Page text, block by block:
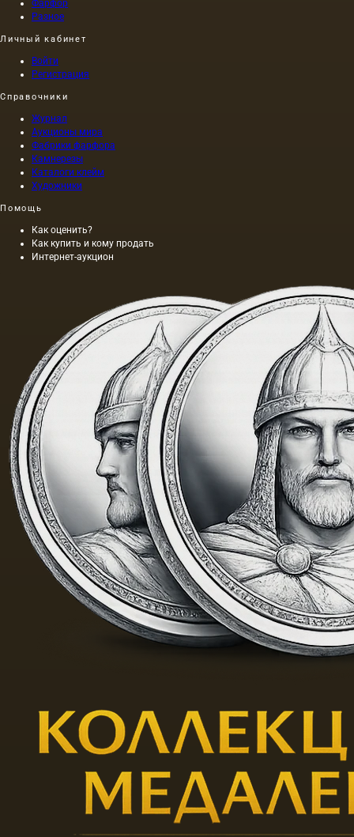
Фарфор
Разное
Личный кабинет
Войти
Регистрация
Справочники
Журнал
Аукционы мира
Фабрики фарфора
Камнерезы
Каталоги клейм
Художники
Помощь
Как оценить?
Как купить и кому продать
Интернет-аукцион